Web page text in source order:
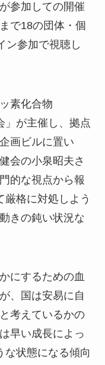
参加しての開催
で18の団体・個
ン参加で視聴し
素化合物
」が主催し、拠点
画ビルに置い
会の小泉昭夫さ
的な視点から報
厳格に対処しよう
きの鈍い状況な
にするための血
、国は安易に自
考えているかの
早い成長によっ
な状態になる傾向